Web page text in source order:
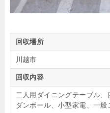
回収場所
川越市
回収内容
二人用ダイニングテーブル、
ダンボール、小型家電、一般